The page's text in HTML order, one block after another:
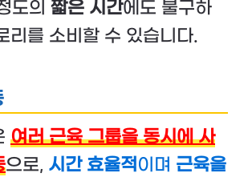
도의 짧은 시간에도 불구하
리를 소비할 수 있습니다.
여러 근육 그룹을 동시에 사
으로, 시간 효율적 이며 근육을